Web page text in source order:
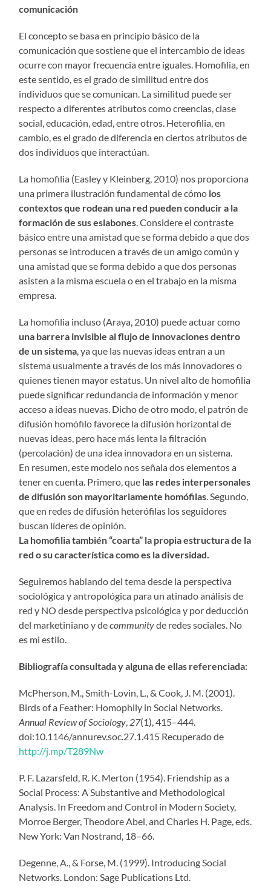
comunicación
El concepto se basa en principio básico de la
comunicación que sostiene que el intercambio de ideas
ocurre con mayor frecuencia entre iguales. Homofilia, en
este sentido, es el grado de similitud entre dos
individuos que se comunican. La similitud puede ser
respecto a diferentes atributos como creencias, clase
social, educación, edad, entre otros. Heterofilia, en
cambio, es el grado de diferencia en ciertos atributos de
dos individuos que interactúan.
La homofilia (Easley y Kleinberg, 2010) nos proporciona
una primera ilustración fundamental de cómo los
contextos que rodean una red pueden conducir a la
formación de sus eslabones. Considere el contraste
básico entre una amistad que se forma debido a que dos
personas se introducen a través de un amigo común y
una amistad que se forma debido a que dos personas
asisten a la misma escuela o en el trabajo en la misma
empresa.
La homofilia incluso (Araya, 2010) puede actuar como
una barrera invisible al flujo de innovaciones dentro
de un sistema, ya que las nuevas ideas entran a un
sistema usualmente a través de los más innovadores o
quienes tienen mayor estatus. Un nivel alto de homofilia
puede significar redundancia de información y menor
acceso a ideas nuevas. Dicho de otro modo, el patrón de
difusión homófilo favorece la difusión horizontal de
nuevas ideas, pero hace más lenta la filtración
(percolación) de una idea innovadora en un sistema.
En resumen, este modelo nos señala dos elementos a
tener en cuenta. Primero, que las redes interpersonales
de difusión son mayoritariamente homófilas. Segundo,
que en redes de difusión heterófilas los seguidores
buscan líderes de opinión.
La homofilia también “coarta” la propia estructura de la
red o su característica como es la diversidad.
Seguiremos hablando del tema desde la perspectiva
sociológica y antropológica para un atinado análisis de
red y NO desde perspectiva psicológica y por deducción
del marketiniano y decommunityde redes sociales. No
es mi estilo.
Bibliografía consultada y alguna de ellas referenciada:
McPherson, M., Smith-Lovin, L., & Cook, J. M. (2001).
Birds of a Feather: Homophily in Social Networks.
Annual Review of Sociology, 27(1), 415–444.
doi:10.1146/annurev.soc.27.1.415 Recuperado de
http://j.mp/T289Nw
P. F. Lazarsfeld, R. K. Merton (1954). Friendship as a
Social Process: A Substantive and Methodological
Analysis. In Freedom and Control in Modern Society,
Morroe Berger, Theodore Abel, and Charles H. Page, eds.
New York: Van Nostrand, 18–66.
Degenne, A., & Forse, M. (1999). Introducing Social
Networks. London: Sage Publications Ltd.